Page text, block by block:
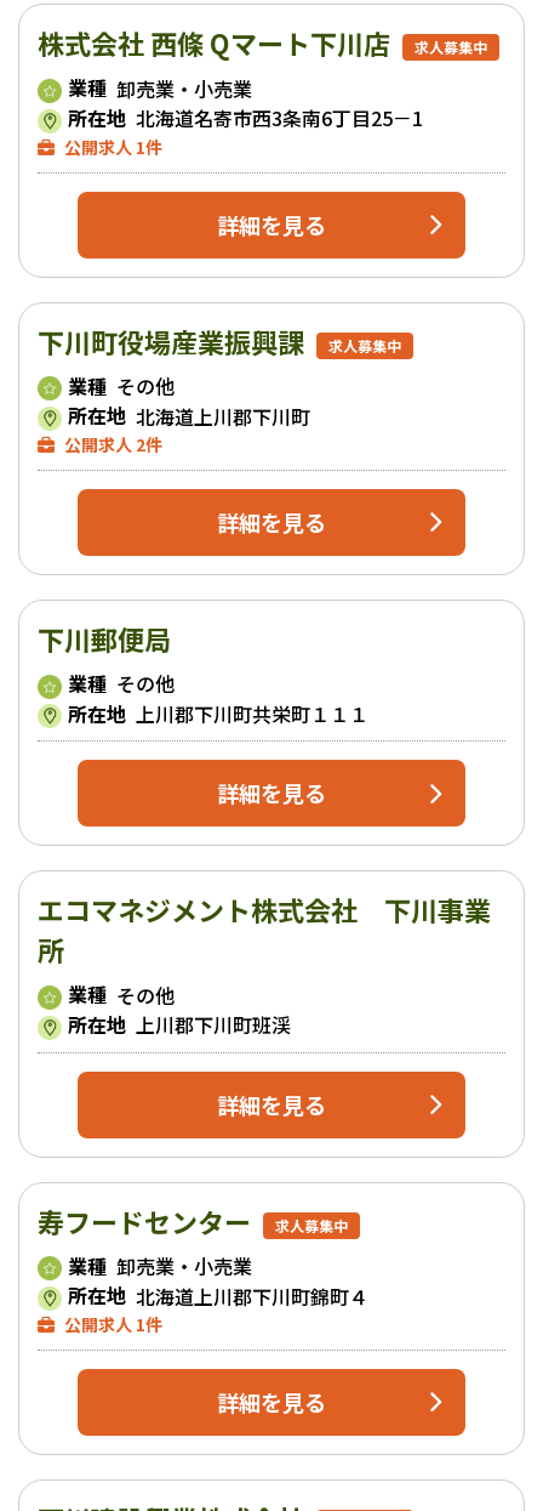
株式会社 西條 Qマート下川店 求人募集中
業種 卸売業・小売業
所在地 北海道名寄市西3条南6丁目25－1
公開求人 1件
詳細を見る
下川町役場産業振興課 求人募集中
業種 その他
所在地 北海道上川郡下川町
公開求人 2件
詳細を見る
下川郵便局
業種 その他
所在地 上川郡下川町共栄町１１１
詳細を見る
エコマネジメント株式会社 下川事業
所
業種 その他
所在地 上川郡下川町班渓
詳細を見る
寿フードセンター 求人募集中
業種 卸売業・小売業
所在地 北海道上川郡下川町錦町４
公開求人 1件
詳細を見る